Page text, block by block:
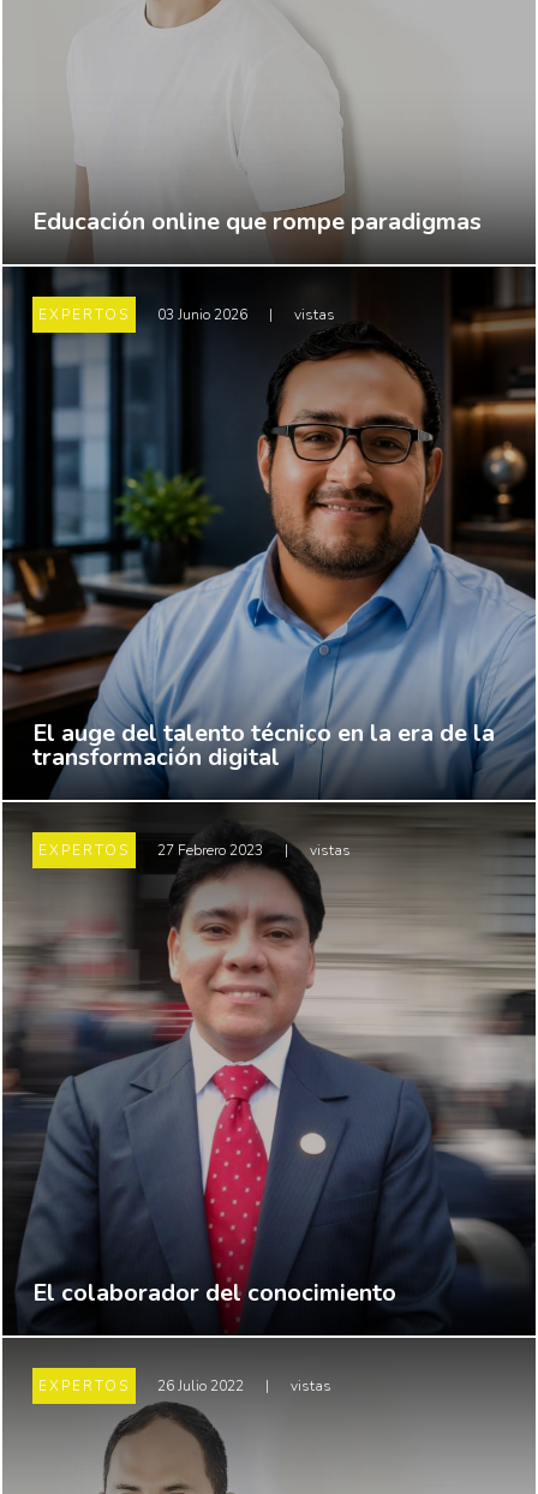
Educación online que rompe paradigmas
EXPERTOS 03 Junio 2026 | vistas
El auge del talento técnico en la era de la
transformación digital
EXPERTOS 27 Febrero 2023 | vistas
El colaborador del conocimiento
EXPERTOS 26 Julio 2022 | vistas